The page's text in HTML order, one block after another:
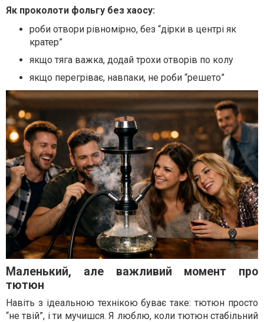
Як проколоти фольгу без хаосу:
роби отвори рівномірно, без “дірки в центрі як
кратер”
якщо тяга важка, додай трохи отворів по колу
якщо перегріває, навпаки, не роби “решето”
Маленький, але важливий момент про
тютюн
Навіть з ідеальною технікою буває таке: тютюн просто
“не твій”, і ти мучишся. Я люблю, коли тютюн стабільний